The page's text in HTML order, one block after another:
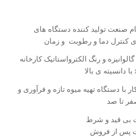
تولید کننده دستگاه های
کنترل دما و رطوبت و زمان
و رنگ الکترواستاتیک کارخانه
با دستگاه تهیه میوه تازه و فرآوری و
تا صد
بی قید و شرط
پس از فروش